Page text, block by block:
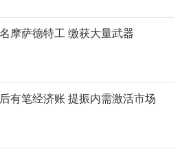
摩萨德特工 缴获大量武器
有笔经济账 提振内需激活市场